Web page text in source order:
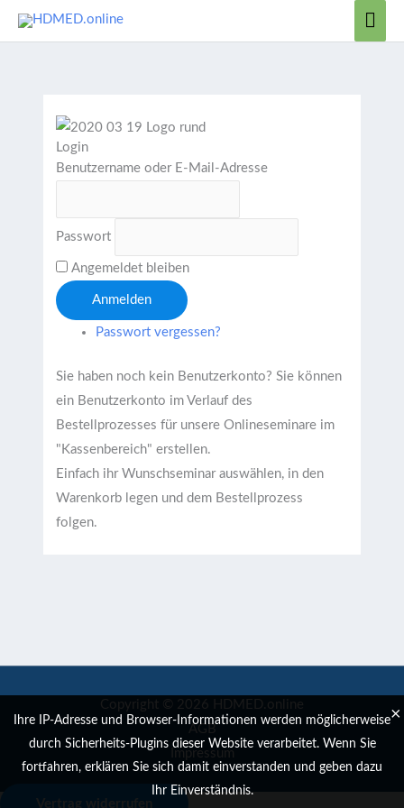
Zum
Login
Benutzername oder E-Mail-Adresse
Passwort
Angemeldet bleiben
Anmelden
Passwort vergessen?
Sie haben noch kein Benutzerkonto? Sie können
ein Benutzerkonto im Verlauf des
Bestellprozesses für unsere Onlineseminare im
"Kassenbereich" erstellen.
Einfach ihr Wunschseminar auswählen, in den
Warenkorb legen und dem Bestellprozess
folgen.
Copyright © 2026 HDMED.online
AGB
Impressum
Vertrag widerrufen
Ihre IP-Adresse und Browser-Informationen werden möglicherweise
durch Sicherheits-Plugins dieser Website verarbeitet. Wenn Sie
fortfahren, erklären Sie sich damit einverstanden und geben dazu
Ihr Einverständnis.
×